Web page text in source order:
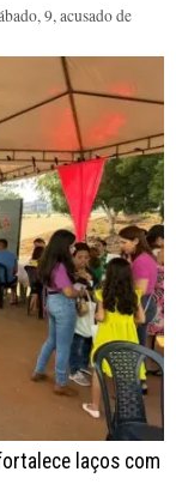
9, acusado de
laços com